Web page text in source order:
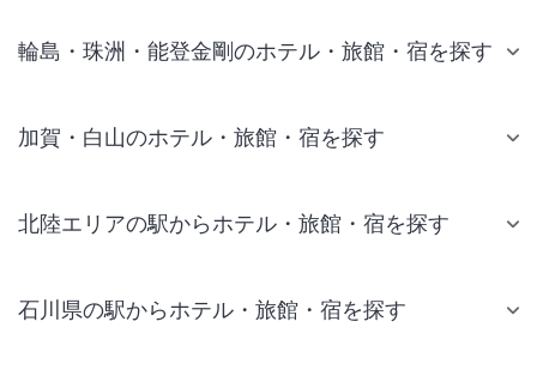
輪島・珠洲・能登金剛のホテル・旅館・宿を探す
加賀・白山のホテル・旅館・宿を探す
北陸エリアの駅からホテル・旅館・宿を探す
石川県の駅からホテル・旅館・宿を探す